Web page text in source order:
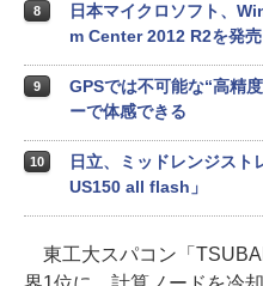
8
日本マイクロソフト、
m Center 2012 R2を発売
9
GPSでは不可能な“高精
ーで体感できる
10
日立、ミッドレンジスト
US150 all flash」
東工大スパコン「